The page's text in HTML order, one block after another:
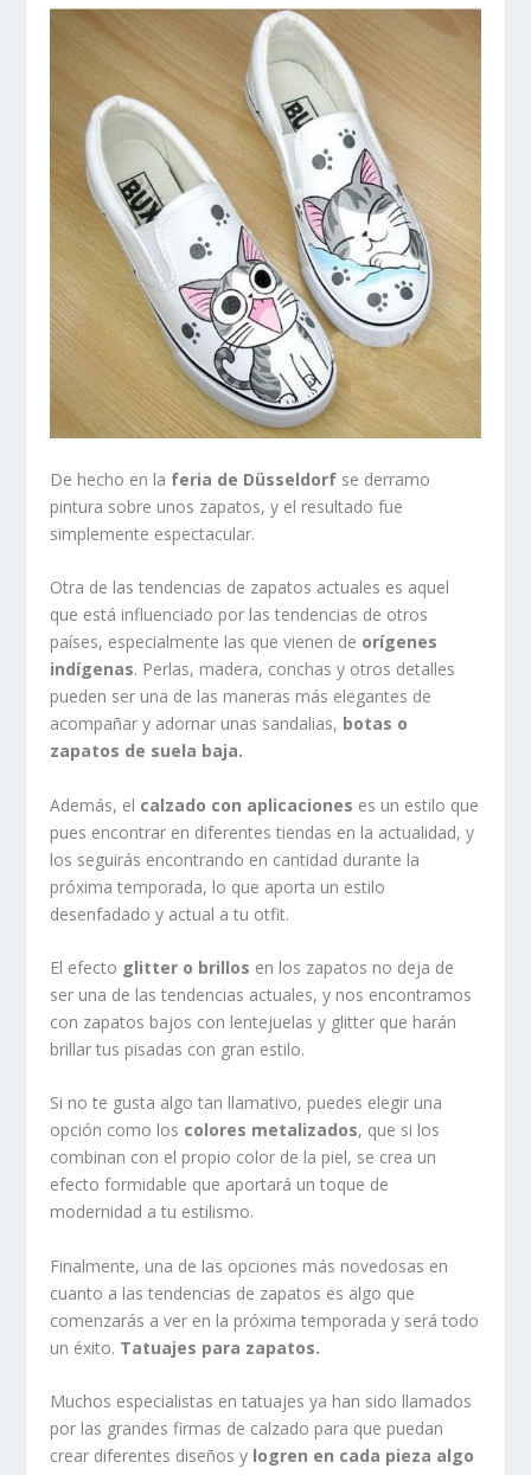
De hecho en la feria de Düsseldorf se derramo
pintura sobre unos zapatos, y el resultado fue
simplemente espectacular.
Otra de las tendencias de zapatos actuales es aquel
que está influenciado por las tendencias de otros
países, especialmente las que vienen de orígenes
indígenas. Perlas, madera, conchas y otros detalles
pueden ser una de las maneras más elegantes de
acompañar y adornar unas sandalias, botas o
zapatos de suela baja.
Además, el calzado con aplicaciones es un estilo que
pues encontrar en diferentes tiendas en la actualidad, y
los seguirás encontrando en cantidad durante la
próxima temporada, lo que aporta un estilo
desenfadado y actual a tu otfit.
El efecto glitter o brillos en los zapatos no deja de
ser una de las tendencias actuales, y nos encontramos
con zapatos bajos con lentejuelas y glitter que harán
brillar tus pisadas con gran estilo.
Si no te gusta algo tan llamativo, puedes elegir una
opción como los colores metalizados, que si los
combinan con el propio color de la piel, se crea un
efecto formidable que aportará un toque de
modernidad a tu estilismo.
Finalmente, una de las opciones más novedosas en
cuanto a las tendencias de zapatos es algo que
comenzarás a ver en la próxima temporada y será todo
un éxito. Tatuajes para zapatos.
Muchos especialistas en tatuajes ya han sido llamados
por las grandes firmas de calzado para que puedan
crear diferentes diseños y logren en cada pieza algo